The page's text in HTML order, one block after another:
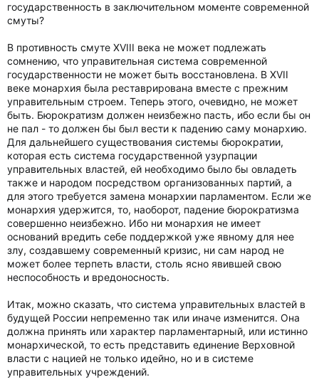
государственность в заключительном моменте современной
смуты?
В противность смуте XVIII века не может подлежать
сомнению, что управительная система современной
государственности не может быть восстановлена. В XVII
веке монархия была реставрирована вместе с прежним
управительным строем. Теперь этого, очевидно, не может
быть. Бюрократизм должен неизбежно пасть, ибо если бы он
не пал - то должен бы был вести к падению саму монархию.
Для дальнейшего существования системы бюрократии,
которая есть система государственной узурпации
управительных властей, ей необходимо было бы овладеть
также и народом посредством организованных партий, а
для этого требуется замена монархии парламентом. Если же
монархия удержится, то, наоборот, падение бюрократизма
совершенно неизбежно. Ибо ни монархия не имеет
оснований вредить себе поддержкой уже явному для нее
злу, создавшему современный кризис, ни сам народ не
может более терпеть власти, столь ясно явившей свою
неспособность и вредоносность.
Итак, можно сказать, что система управительных властей в
будущей России непременно так или иначе изменится. Она
должна принять или характер парламентарный, или истинно
монархической, то есть представить единение Верховной
власти с нацией не только идейно, но и в системе
управительных учреждений.